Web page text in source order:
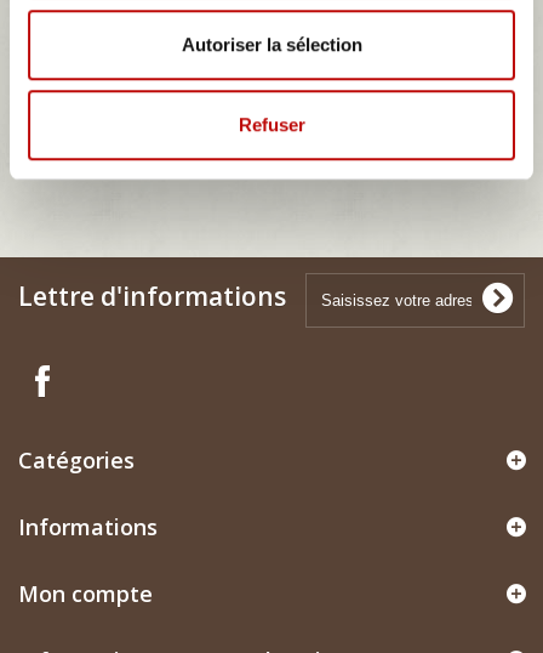
Autoriser la sélection
Refuser
Lettre d'informations
Catégories
Informations
Mon compte